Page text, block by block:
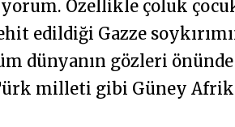
Özellikle çoluk
edildiği Gazze
dünyanın gözleri önünde
milleti gibi Güney